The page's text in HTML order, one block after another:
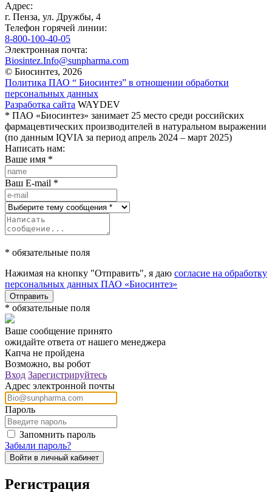
Адрес:
г. Пенза, ул. Дружбы, 4
Телефон горячей линии:
8-800-100-40-05
Электронная почта:
Biosintez.Info@sunpharma.com
© Биосинтез, 2026
Политика ПАО “ Биосинтез” в отношении обработки
персональных данных
Разработка сайта WAYDEV
* ПАО «Биосинтез» занимает 25 место среди российских
фармацевтических производителей в натуральном выражении
(по данным IQVIA за период апрель 2024 – март 2025)
Написать нам:
Ваше имя *
Ваш E-mail *
* обязательные поля
Нажимая на кнопку "Отправить", я даю согласие на обработку
персональных данных ПАО «Биосинтез»
Отправить
* обязательные поля
Ваше сообщение принято
ожидайте ответа от нашего менеджера
Капча не пройдена
Возможно, вы робот
Вход Зарегистрируйтесь
Адрес электронной почты
Пароль
Запомнить пароль
Забыли пароль?
Pегистрация